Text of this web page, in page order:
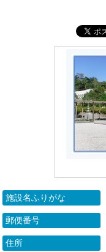
施設名ふりがな
郵便番号
住所